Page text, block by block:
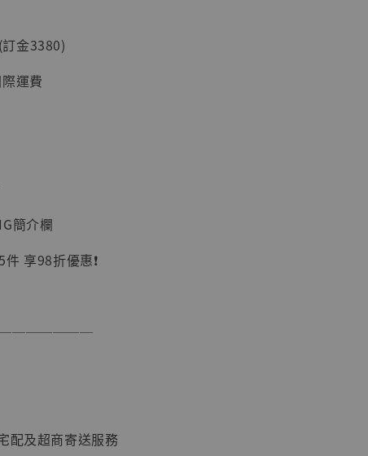
購物車
縣長 張麻
- +
金3380)
運費
簡介欄
享98折優惠❗️
配及超商寄送服務